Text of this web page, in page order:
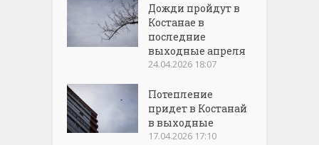
Дожди пройдут в
Костанае в
последние
выходные апреля
24.04.2026 18:07
Потепление
придет в Костанай
в выходные
17.04.2026 17:10